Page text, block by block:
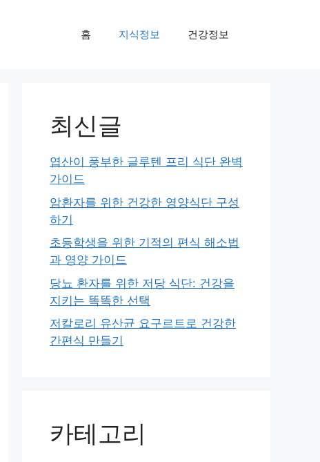
홈 지식정보 건강정보
최신글
엽산이 풍부한 글루텐 프리 식단 완벽
가이드
암환자를 위한 건강한 영양식단 구성
하기
초등학생을 위한 기적의 편식 해소법
과 영양 가이드
당뇨 환자를 위한 저당 식단: 건강을
지키는 똑똑한 선택
저칼로리 유산균 요구르트로 건강한
간편식 만들기
카테고리